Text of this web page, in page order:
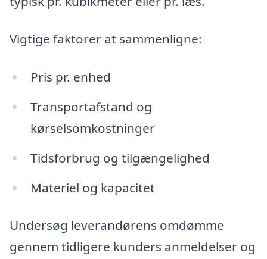
Vigtige faktorer at sammenligne:
Pris pr. enhed
Transportafstand og
kørselsomkostninger
Tidsforbrug og tilgængelighed
Materiel og kapacitet
Undersøg leverandørens omdømme
gennem tidligere kunders anmeldelser og